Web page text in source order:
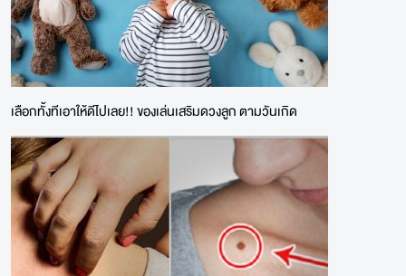
เลือกทั้งทีเอาให้ดีไปเลย!! ของเล่นเสริมดวงลูก ตามวันเกิด